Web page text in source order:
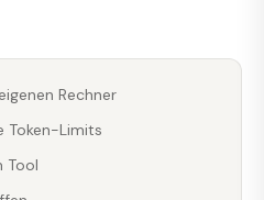
Rechner
Token-Limits
Tool